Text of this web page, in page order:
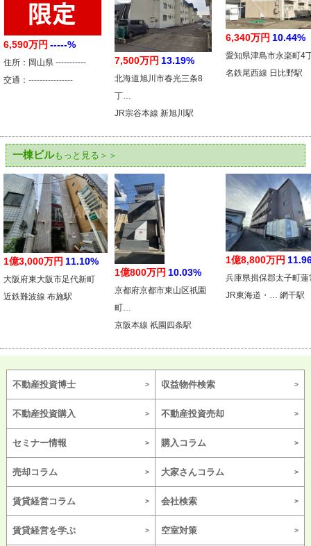
6,590万円 -----%
住所：岡山県 -----------
交通：----------------
7,500万円 13.19%
北海道旭川市春光三条8
丁…
JR宗谷本線 新旭川駅
6,340万円 10.44%
愛知県津島市永楽町4
名鉄尾西線 日比野駅
一棟ビルもっと見る＞＞
1億3,000万円 11.10%
大阪府東大阪市足代新町
近鉄難波線 布施駅
1億800万円 10.03%
京都府京都市東山区祇園
町…
京阪本線 祇園四条駅
1億8,800万円
兵庫県揖保郡太子町蓮
JR東海道・… 網干駅
不動産投資博士 収益物件検索
不動産投資購入 不動産投資売却
セミナー情報 購入コラム
売却コラム 大家さんコラム
賃貸経営コラム 会社検索
賃貸経営を学ぶ 空室対策